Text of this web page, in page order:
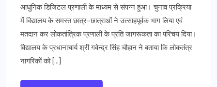
आधुनिक डिजिटल प्रणाली के माध्यम से संपन्न हुआ। चुनाव प्रक्रिया
में विद्यालय के समस्त छात्र-छात्राओं ने उत्साहपूर्वक भाग लिया एवं
मतदान कर लोकतांत्रिक प्रणाली के प्रति जागरूकता का परिचय दिया।
विद्यालय के प्रधानाचार्य श्री गवेन्द्र सिंह चौहान ने बताया कि लोकतंत्र
नागरिकों को […]